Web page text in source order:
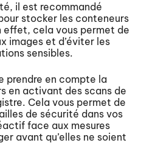
il est recommandé
stocker les conteneurs
effet, cela vous permet de
images et d’éviter les
sensibles.
prendre en compte la
en activant des scans de
Cela vous permet de
de sécurité dans vos
face aux mesures
avant qu’elles ne soient